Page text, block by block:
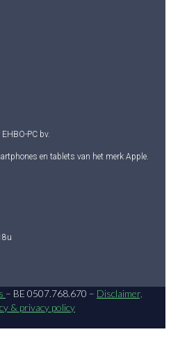
PC bv.
en tablets van het merk Apple.
– BE 0507.768.670 – Disclaimer,
& privacy policy